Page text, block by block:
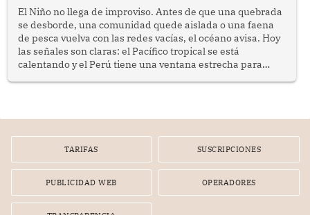
El Niño no llega de improviso. Antes de que una quebrada
se desborde, una comunidad quede aislada o una faena
de pesca vuelva con las redes vacías, el océano avisa. Hoy
las señales son claras: el Pacífico tropical se está
calentando y el Perú tiene una ventana estrecha para
TARIFAS SUSCRIPCIONES
PUBLICIDAD WEB OPERADORES